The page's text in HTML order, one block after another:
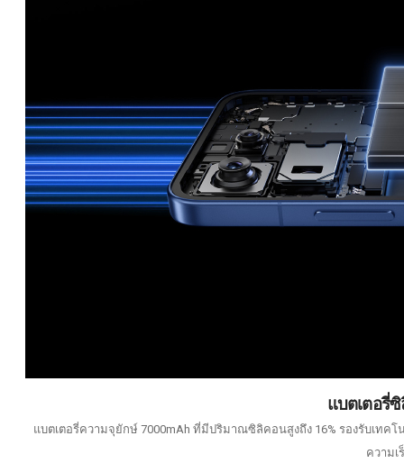
แบตเตอรี่
แบตเตอรี่ความจุยักษ์ 7000mAh ที่มีปริมาณซิลิคอนสูงถึง 16% รองรับเทคโ
ความเ